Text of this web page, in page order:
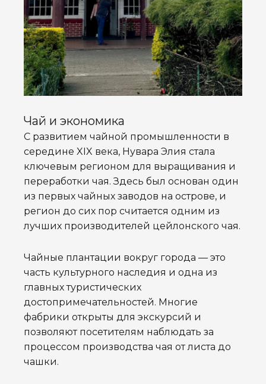
Чай и экономика
С развитием чайной промышленности в
середине XIX века, Нувара Элия стала
ключевым регионом для выращивания и
переработки чая. Здесь был основан один
из первых чайных заводов на острове, и
регион до сих пор считается одним из
лучших производителей цейлонского чая.
Чайные плантации вокруг города — это
часть культурного наследия и одна из
главных туристических
достопримечательностей. Многие
фабрики открыты для экскурсий и
позволяют посетителям наблюдать за
процессом производства чая от листа до
чашки.